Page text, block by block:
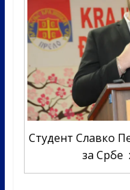
Студент Славко
за Србе